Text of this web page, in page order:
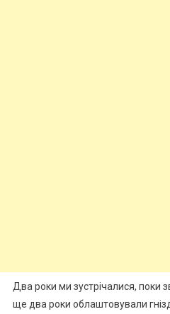
Два роки ми зустрічалися, поки
ще два роки облаштовували